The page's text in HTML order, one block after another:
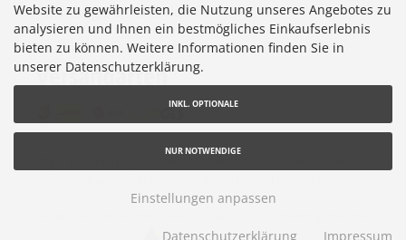
- Zahlung per Ratenkauf
Versandarten
Website zu gewährleisten, die Nutzung unseres Angebotes zu
analysieren und Ihnen ein bestmögliches Einkaufserlebnis
bieten zu können. Weitere Informationen finden Sie in
unserer Datenschutzerklärung.
INKL. OPTIONALE
NUR NOTWENDIGE
Einstellungen anpassen
Datenschutzerklärung Impressum